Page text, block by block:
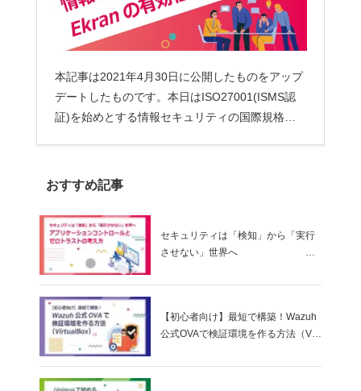
本記事は2021年4月30日に公開したものをアップ
デートしたものです。本日はISO27001(ISMS認
証)を始めとする情報セキュリティの国際規格準
おすすめ記事
セキュリティは「検知」から「実行
させない」世界へ
ゼロトラストの考え方
【初心者向け】最短で構築！Wazuh
公式OVAで検証環境を作る方法（Virt